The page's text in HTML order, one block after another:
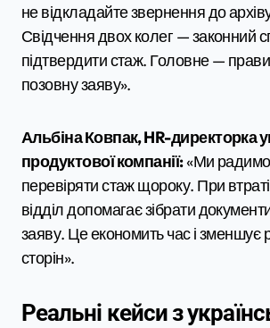
не відкладайте звернення до
Свідчення двох колег — законний
підтвердити стаж. Головне —
позовну заяву».
Альбіна Ковпак, HR-директорка
продуктової компанії:«Ми радимо
перевіряти стаж щороку. При
відділ допомагає зібрати
заяву. Це економить час і зменшує
сторін».
Реальні кейси з